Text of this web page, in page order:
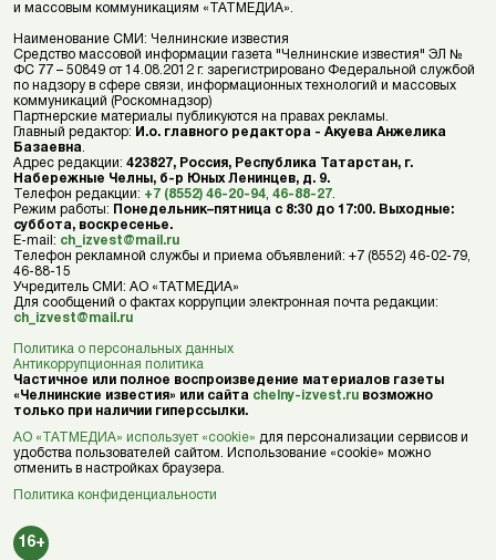
и массовым коммуникациям «ТАТМЕДИА».
Наименование СМИ: Челнинские известия
Средство массовой информации газета "Челнинские известия" ЭЛ №
ФС 77 – 50849 от 14.08.2012 г. зарегистрировано Федеральной службой
по надзору в сфере связи, информационных технологий и массовых
коммуникаций (Роскомнадзор)
Партнерские материалы публикуются на правах рекламы.
Главный редактор: И.о. главного редактора - Акуева Анжелика
Базаевна
Адрес редакции: 423827, Россия, Республика Татарстан, г.
Набережные Челны, б-р Юных Ленинцев, д. 9.
Телефон редакции: +7 (8552) 46-20-94 46-88-27
Режим работы: Понедельник–пятница с 8:30 до 17:00. Выходные:
суббота, воскресенье.
E-mail: ch_izvest@mail.ru
Телефон рекламной службы и приема объявлений: +7 (8552) 46-02-79,
46-88-15
Учредитель СМИ: АО «ТАТМЕДИА»
Для сообщений о фактах коррупции электронная почта редакции:
ch_izvest@mail.ru
Политика о персональных данных
Антикоррупционная политика
Частичное или полное воспроизведение материалов газеты
«Челнинские известия» или сайта chelny-izvest.ru возможно
только при наличии гиперссылки.
АО «ТАТМЕДИА» использует «cookie» для персонализации сервисов и
удобства пользователей сайтом. Использование «cookie» можно
отменить в настройках браузера.
Политика конфиденциальности
16+